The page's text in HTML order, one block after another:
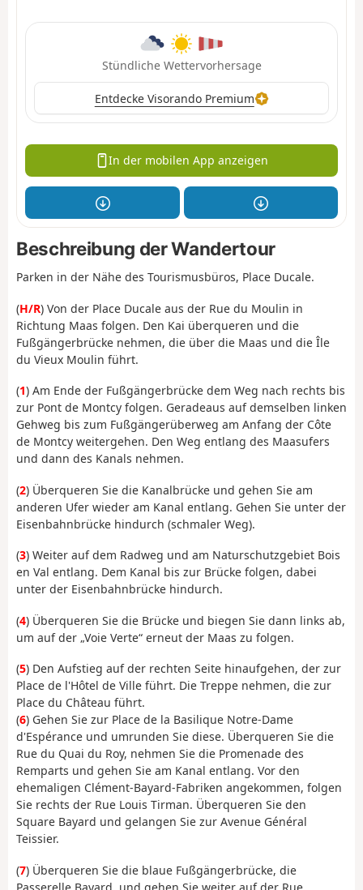
Stündliche Wettervorhersage
Entdecke Visorando Premium
In der mobilen App anzeigen
Beschreibung der Wandertour
Parken in der Nähe des Tourismusbüros, Place Ducale.
(H/R) Von der Place Ducale aus der Rue du Moulin in
Richtung Maas folgen. Den Kai überqueren und die
Fußgängerbrücke nehmen, die über die Maas und die Île
du Vieux Moulin führt.
(1) Am Ende der Fußgängerbrücke dem Weg nach rechts bis
zur Pont de Montcy folgen. Geradeaus auf demselben linken
Gehweg bis zum Fußgängerüberweg am Anfang der Côte
de Montcy weitergehen. Den Weg entlang des Maasufers
und dann des Kanals nehmen.
(2) Überqueren Sie die Kanalbrücke und gehen Sie am
anderen Ufer wieder am Kanal entlang. Gehen Sie unter der
Eisenbahnbrücke hindurch (schmaler Weg).
(3) Weiter auf dem Radweg und am Naturschutzgebiet Bois
en Val entlang. Dem Kanal bis zur Brücke folgen, dabei
unter der Eisenbahnbrücke hindurch.
(4) Überqueren Sie die Brücke und biegen Sie dann links ab,
um auf der „Voie Verte“ erneut der Maas zu folgen.
(5) Den Aufstieg auf der rechten Seite hinaufgehen, der zur
Place de l'Hôtel de Ville führt. Die Treppe nehmen, die zur
Place du Château führt.
(6) Gehen Sie zur Place de la Basilique Notre-Dame
d'Espérance und umrunden Sie diese. Überqueren Sie die
Rue du Quai du Roy, nehmen Sie die Promenade des
Remparts und gehen Sie am Kanal entlang. Vor den
ehemaligen Clément-Bayard-Fabriken angekommen, folgen
Sie rechts der Rue Louis Tirman. Überqueren Sie den
Square Bayard und gelangen Sie zur Avenue Général
Teissier.
(7) Überqueren Sie die blaue Fußgängerbrücke, die
Passerelle Bayard, und gehen Sie weiter auf der Rue